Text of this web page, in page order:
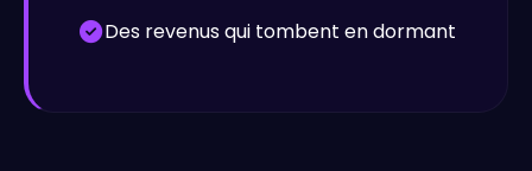
Des revenus qui tombent en dormant